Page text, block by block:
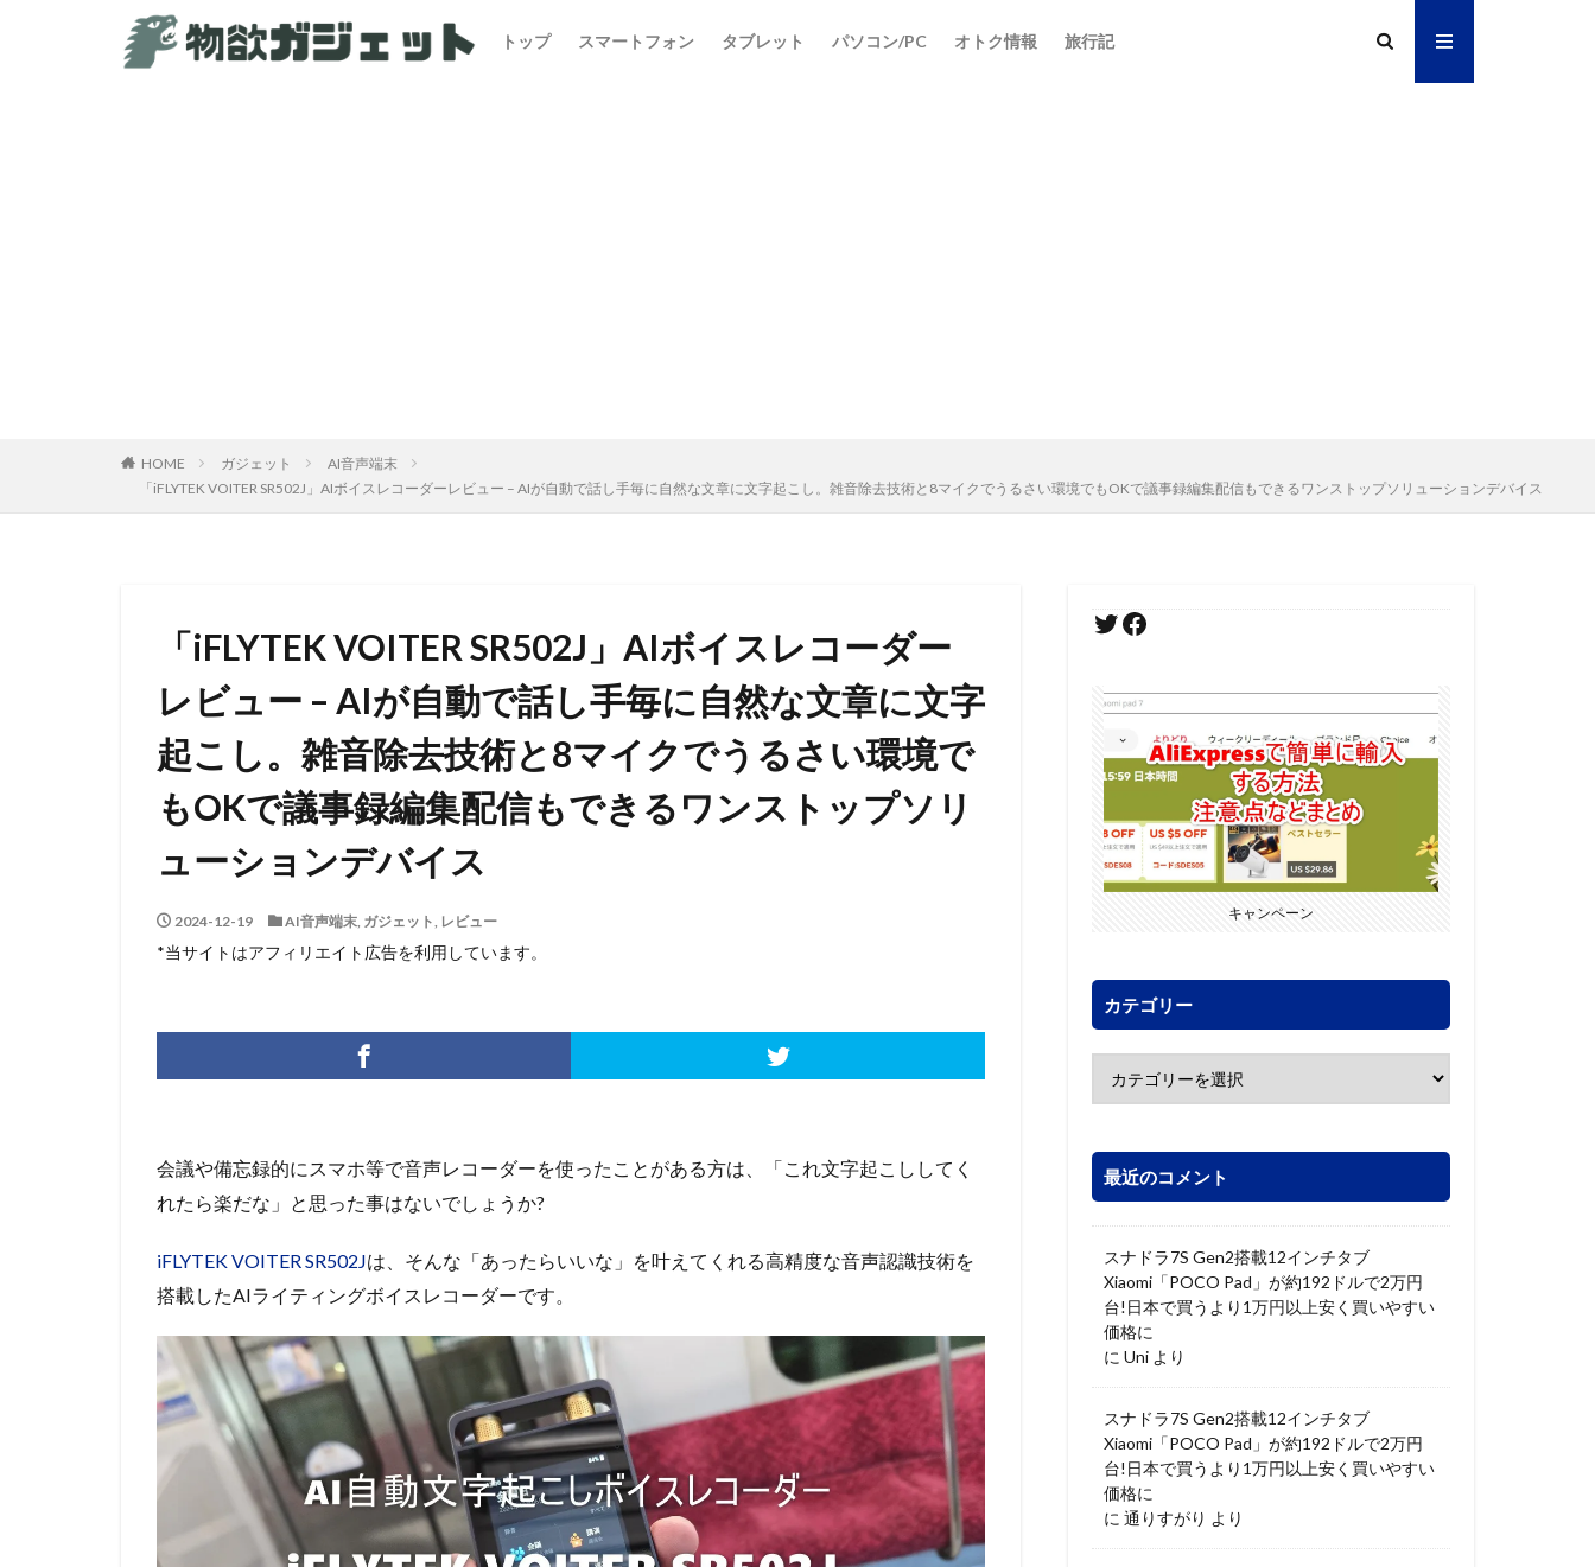
トップ スマートフォン タブレット パソコン/PC オトク情報 旅行記
HOME ガジェット
AI音声端末
「iFLYTEK VOITER SR502J」AIボイスレコーダーレビュー – AIが自動で話し手毎に自然な文章に文字起こし。雑音除去技術と8マイクでうるさい環境でもOKで議事録編集配信もできるワンストップソリューションデバイス
「iFLYTEK VOITER SR502J」AIボイスレコーダー
レビュー – AIが自動で話し手毎に自然な文章に文字
起こし。雑音除去技術と8マイクでうるさい環境で
もOKで議事録編集配信もできるワンストップソリ
ューションデバイス
2024-12-19 AI音声端末, ガジェット, レビュー
*当サイトはアフィリエイト広告を利用しています。
会議や備忘録的にスマホ等で音声レコーダーを使ったことがある方は、「これ文字起こししてく
れたら楽だな」と思った事はないでしょうか?
iFLYTEK VOITER SR502Jは、そんな「あったらいいな」を叶えてくれる高精度な音声認識技術を
搭載したAIライティングボイスレコーダーです。
キャンペーン
カテゴリー
最近のコメント
スナドラ7S Gen2搭載12インチタブ
Xiaomi「POCO Pad」が約192ドルで2万円
台!日本で買うより1万円以上安く買いやすい
価格に
に Uni より
スナドラ7S Gen2搭載12インチタブ
Xiaomi「POCO Pad」が約192ドルで2万円
台!日本で買うより1万円以上安く買いやすい
価格に
に 通りすがり より